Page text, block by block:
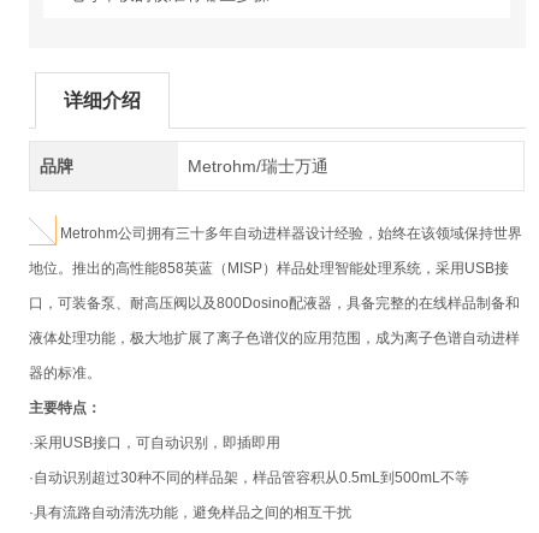
详细介绍
品牌 Metrohm/瑞士万通
Metrohm公司拥有三十多年自动进样器设计经验，始终在该领域保持世界
地位。推出的高性能858英蓝（ MISP）样品处理智能处理系统，采用 USB接
口，可装备泵、耐高压阀以及800Dosino配液器，具备完整的在线样品制备和
液体处理功能，极大地扩展了离子色谱仪的应用范围，成为离子色谱自动进样
器的标准。
主要特点：
·采用 USB接口，可自动识别，即插即用
·自动识别超过30种不同的样品架，样品管容积从0.5mL到 500mL不等
·具有流路自动清洗功能，避免样品之间的相互干扰